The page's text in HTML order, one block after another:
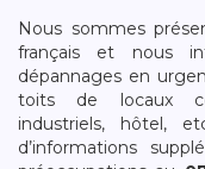
Nous sommes
français et nous
dépannages en
toits de locaux
industriels, hôtel,
d’informations